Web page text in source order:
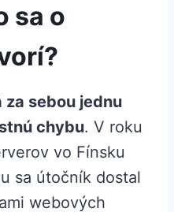
sa o
za sebou jednu
chybu. V roku
vo Fínsku
sa útočník dostal
webových